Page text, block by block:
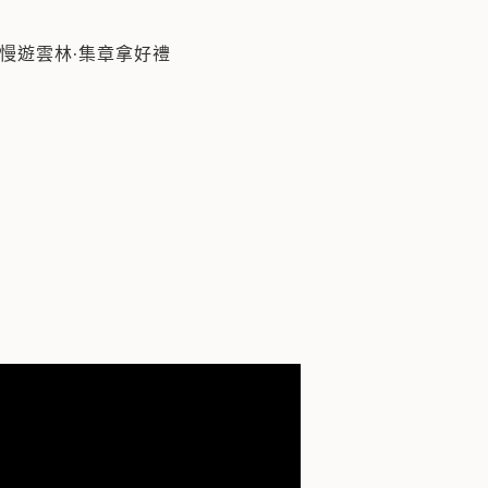
Heart」、「潮光心流」為核心精神，延續「粼
遊雲林·集章拿好禮